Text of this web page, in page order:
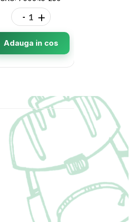
- +
Adauga in cos